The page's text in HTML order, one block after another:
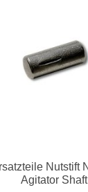
Nutstift
Agitator Shaft